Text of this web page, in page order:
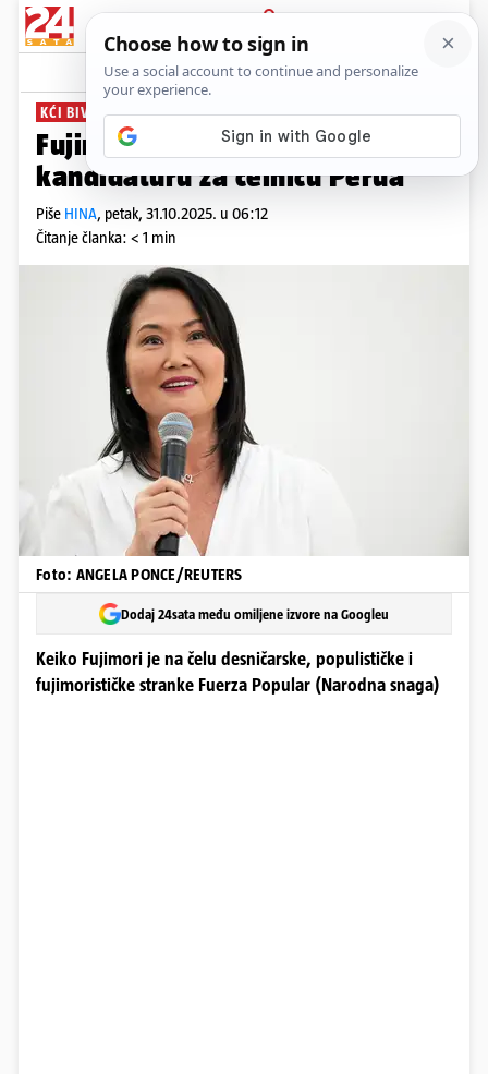
PRIJAVA
News Komentari
KĆI BIVŠEG PREDSJEDNIKA
Fujimori najavila je četvrtu
kandidaturu za čelnicu Perua
Piše HINA, petak, 31.10.2025. u 06:12
Čitanje članka: < 1 min
Foto: ANGELA PONCE/REUTERS
Dodaj 24sata među omiljene izvore na Googleu
Keiko Fujimori je na čelu desničarske, populističke i
fujimorističke stranke Fuerza Popular (Narodna snaga)